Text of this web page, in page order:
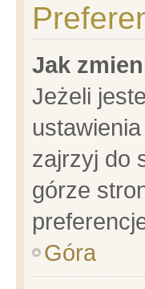
Jak
Jeżeli
zajrzyj do
górze
Góra